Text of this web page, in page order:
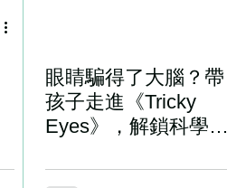
眼睛騙得了大腦？帶
孩子走進《Tricky
Eyes》，解鎖科學探